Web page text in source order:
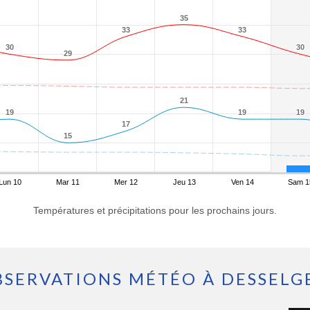
30
30
29
29
33
33
35
35
33
33
30
30
19
19
15
15
17
17
21
21
19
19 19
19
10 Mar 11 Mer 12 Jeu 13 Ven 14 Sam
Températures et précipitations pour les prochains jours.
MÉTÉO À